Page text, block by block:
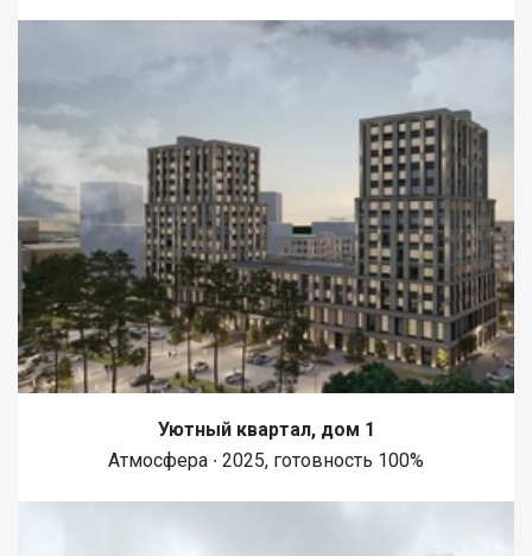
Уютный квартал, дом 1
Атмосфера ∙ 2025, готовность 100%